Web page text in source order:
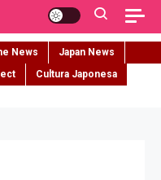
News
Japan News
Cultura Japonesa